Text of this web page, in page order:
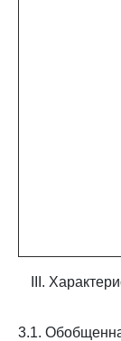
III.
3.1.